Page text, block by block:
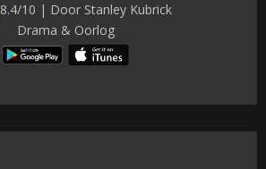
8.4/10 | Door Stanley Kubrick
Drama & Oorlog